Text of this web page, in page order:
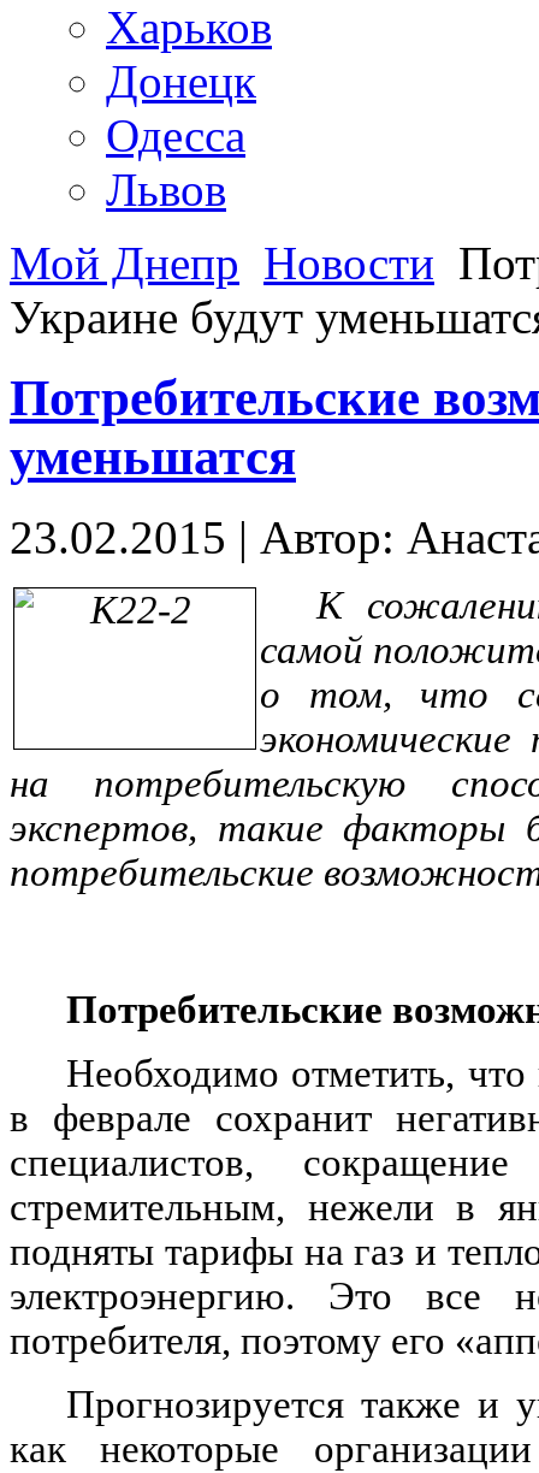
Харьков
Донецк
Одесса
Львов
Мой Днепр Новости
Украине будут
Потребительские
уменьшатся
23.02.2015 | Автор:
К
самой
о том, что
на потребительскую
экспертов, такие факторы
потребительские
Потребительские
Необходимо отметить, что
в феврале сохранит
специалистов,
стремительным, нежели в
подняты тарифы на газ и
электроэнергию. Это все
потребителя, поэтому его
Прогнозируется также и
как некоторые